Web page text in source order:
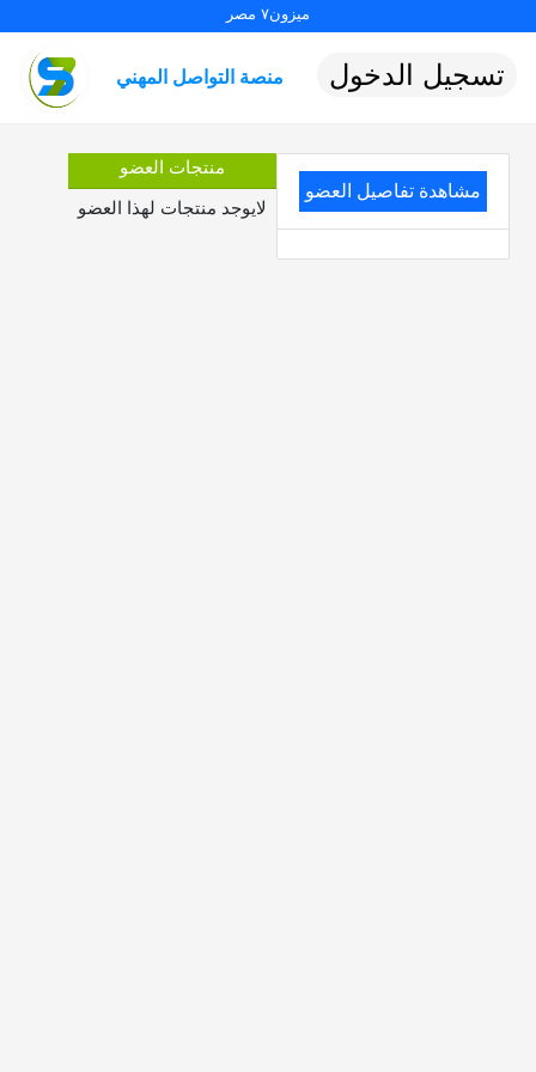
ميزون٧ مصر
منصة التواصل المهني تسجيل الدخول
مشاهدة تفاصيل العضو
منتجات العضو
لايوجد منتجات لهذا العضو